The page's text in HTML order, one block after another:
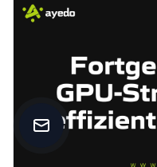
Kontakt aufnehmen